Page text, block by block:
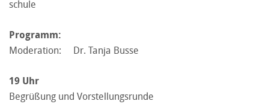
schule
Programm:
Moderation: Dr. Tanja Busse
19 Uhr
Begrüßung und Vorstellungsrunde